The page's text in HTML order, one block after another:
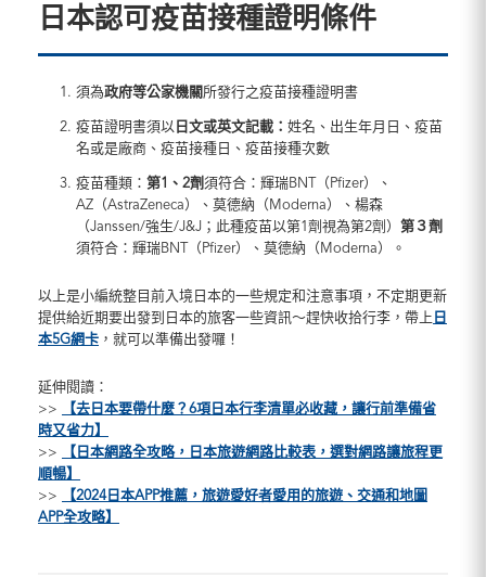
日本認可疫苗接種證明條件
須為政府等公家機關所發行之疫苗接種證明書
疫苗證明書須以 日文或英文記載： 姓名、出生年月日、疫苗
名或是廠商、疫苗接種日、疫苗接種次數
疫苗種類： 第1、2劑須符合：輝瑞BNT（Pfizer）、
AZ（AstraZeneca）、莫德納（Moderna）、楊森
（Janssen/強生/J&J；此種疫苗以第1劑視為第2劑） 第３劑
須符合：輝瑞BNT（Pfizer）、莫德納（Moderna）。
以上是小編統整目前入境日本的一些規定和注意事項，不定期更新
提供給近期要出發到日本的旅客一些資訊～趕快收拾行李，帶上 日
本5G網卡 ，就可以準備出發囉！
延伸閱讀：
>>
【去日本要帶什麼？6項日本行李清單必收藏，讓行前準備省
時又省力】
>>
【日本網路全攻略，日本旅遊網路比較表，選對網路讓旅程更
順暢】
>>
【2024日本APP推薦，旅遊愛好者愛用的旅遊、交通和地圖
APP全攻略】